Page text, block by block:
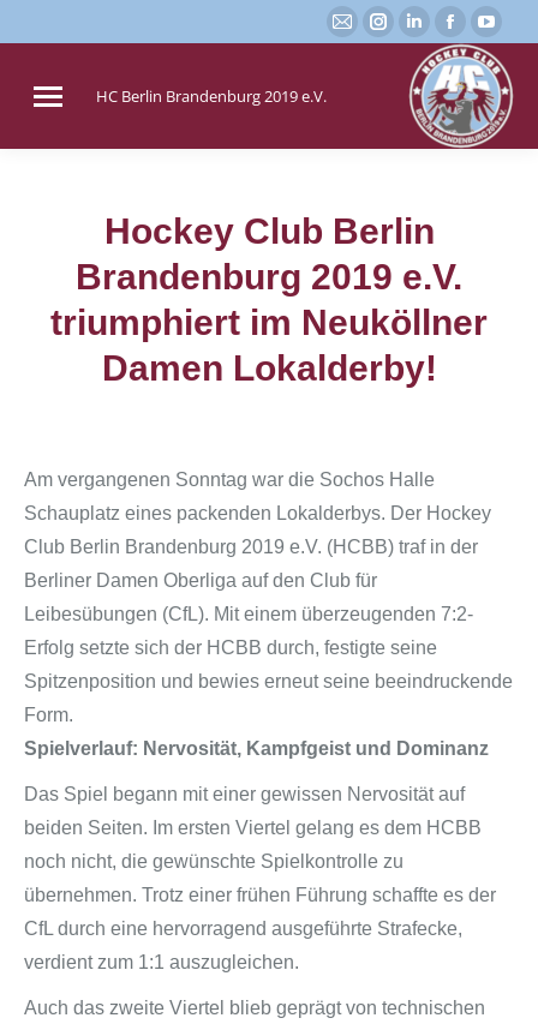
E-
in
Instagram
page
opens
new
Linkedin
page
opens
in
new
page
opens
in
new
in
new
HC Berlin Brandenburg 2019 e.V.
Hockey Club Berlin
Brandenburg 2019 e.V.
triumphiert im Neuköllner
Damen Lokalderby!
Sie befinden sich hier:
Am vergangenen Sonntag war die Sochos Halle
Schauplatz eines packenden Lokalderbys. Der Hockey
Club Berlin Brandenburg 2019 e.V. (HCBB) traf in der
Berliner Damen Oberliga auf den Club für
Leibesübungen (CfL). Mit einem überzeugenden 7:2-
Erfolg setzte sich der HCBB durch, festigte seine
Spitzenposition und bewies erneut seine beeindruckende
Form.
Spielverlauf: Nervosität, Kampfgeist und Dominanz
Das Spiel begann mit einer gewissen Nervosität auf
beiden Seiten. Im ersten Viertel gelang es dem HCBB
noch nicht, die gewünschte Spielkontrolle zu
übernehmen. Trotz einer frühen Führung schaffte es der
CfL durch eine hervorragend ausgeführte Strafecke,
verdient zum 1:1 auszugleichen.
Auch das zweite Viertel blieb geprägt von technischen